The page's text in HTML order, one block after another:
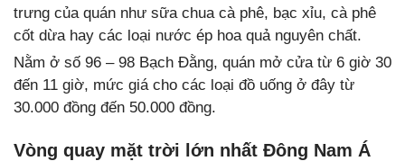
trưng của quán như sữa chua cà phê, bạc xỉu, cà phê
cốt dừa hay các loại nước ép hoa quả nguyên chất.
Nằm ở số 96 – 98 Bạch Đằng, quán mở cửa từ 6 giờ 30
đến 11 giờ, mức giá cho các loại đồ uống ở đây từ
30.000 đồng đến 50.000 đồng.
Vòng quay mặt trời lớn nhất Đông Nam Á